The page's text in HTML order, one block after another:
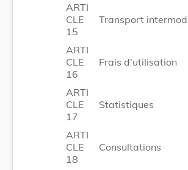
ARTI
CLE
15
Transport
ARTI
CLE
16
Frais d’utilisation
ARTI
CLE
17
Statistiques
ARTI
CLE
18
Consultations